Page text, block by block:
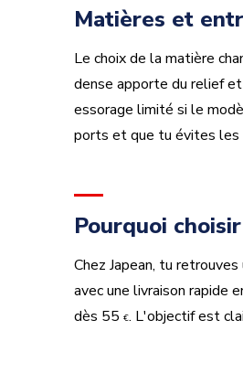
Matières et
Le choix de la matière
dense apporte du relief
essorage limité si le
ports et que tu évites les
Pourquoi
Chez Japean, tu
avec une livraison rapide
dès 55 €. L'objectif est